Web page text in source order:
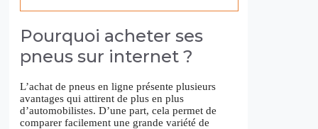
Pourquoi acheter ses
pneus sur internet ?
L’achat de pneus en ligne présente plusieurs
avantages qui attirent de plus en plus
d’automobilistes. D’une part, cela permet de
comparer facilement une grande variété de